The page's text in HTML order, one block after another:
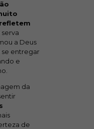
refletem
serva
a Deus
se entregar
e
da
de